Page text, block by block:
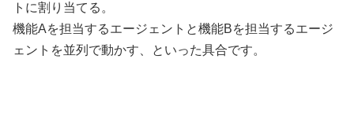
トに割り当てる。
機能Aを担当するエージェントと機能Bを担当するエージ
ェントを並列で動かす、といった具合です。